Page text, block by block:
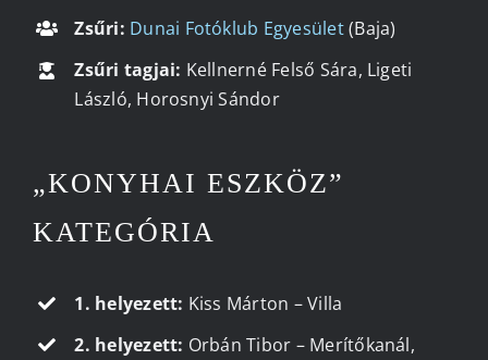
Zsűri: Dunai Fotóklub Egyesület(Baja)
Zsűri tagjai: Kellnerné Felső Sára, Ligeti
László, Horosnyi Sándor
„KONYHAI ESZKÖZ”
KATEGÓRIA
1. helyezett: Kiss Márton – Villa
2. helyezett: Orbán Tibor – Merítőkanál,